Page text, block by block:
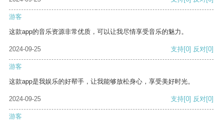
游客
这款app的音乐资源非常优质，可以让我尽情享受音乐的魅力。
2024-09-25 支持[0] 反对[0]
游客
这款app是我娱乐的好帮手，让我能够放松身心，享受美好时光。
2024-09-25 支持[0] 反对[0]
游客